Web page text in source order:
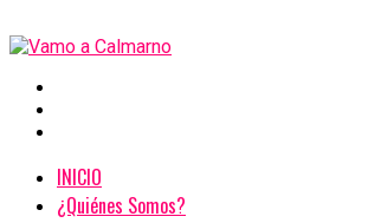
INICIO
¿Quiénes Somos?